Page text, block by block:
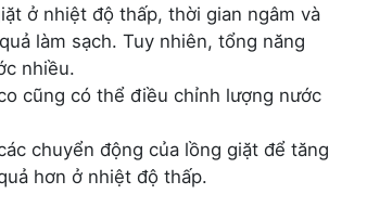
ở nhiệt độ thấp, thời gian ngâm và
làm sạch. Tuy nhiên, tổng năng
nhiều.
cũng có thể điều chỉnh lượng nước
chuyển động của lồng giặt để tăng
hơn ở nhiệt độ thấp.